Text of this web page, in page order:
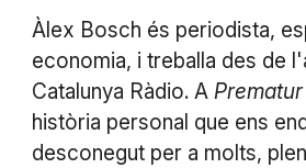
Àlex Bosch és periodista,
economia, i treballa des de
Catalunya Ràdio. A Prematur
història personal que ens
desconegut per a molts,